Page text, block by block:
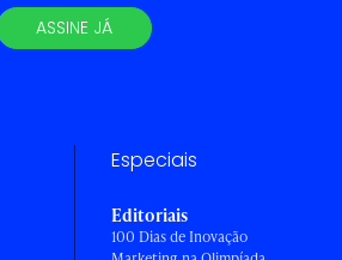
ASSINE JÁ
Especiais
Editoriais
100 Dias de Inovação